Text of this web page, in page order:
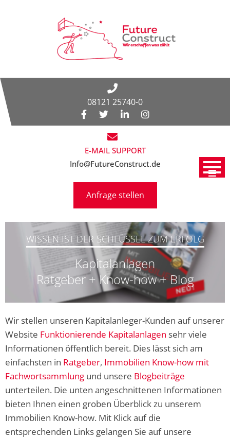
08121 25740-0
E-MAIL SUPPORT
Info@FutureConstruct.de
Anfrage stellen
WISSEN IST DER SCHLÜSSEL ZUM ERFOLG
Kapitalanlagen
Ratgeber + Know-how + Blog
Wir stellen unseren Kapitalanleger-Kunden auf unserer
Website Funktionierende Kapitalanlagen sehr viele
Informationen öffentlich bereit. Dies lässt sich am
einfachsten in Ratgeber, Immobilien Know-how mit
Fachwortsammlung und unsere Blogbeiträge
unterteilen. Die unten angeschnittenen Informationen
bieten Ihnen einen groben Überblick zu unserem
Immobilien Know-how. Mit Klick auf die
entsprechenden Links gelangen Sie auf unsere